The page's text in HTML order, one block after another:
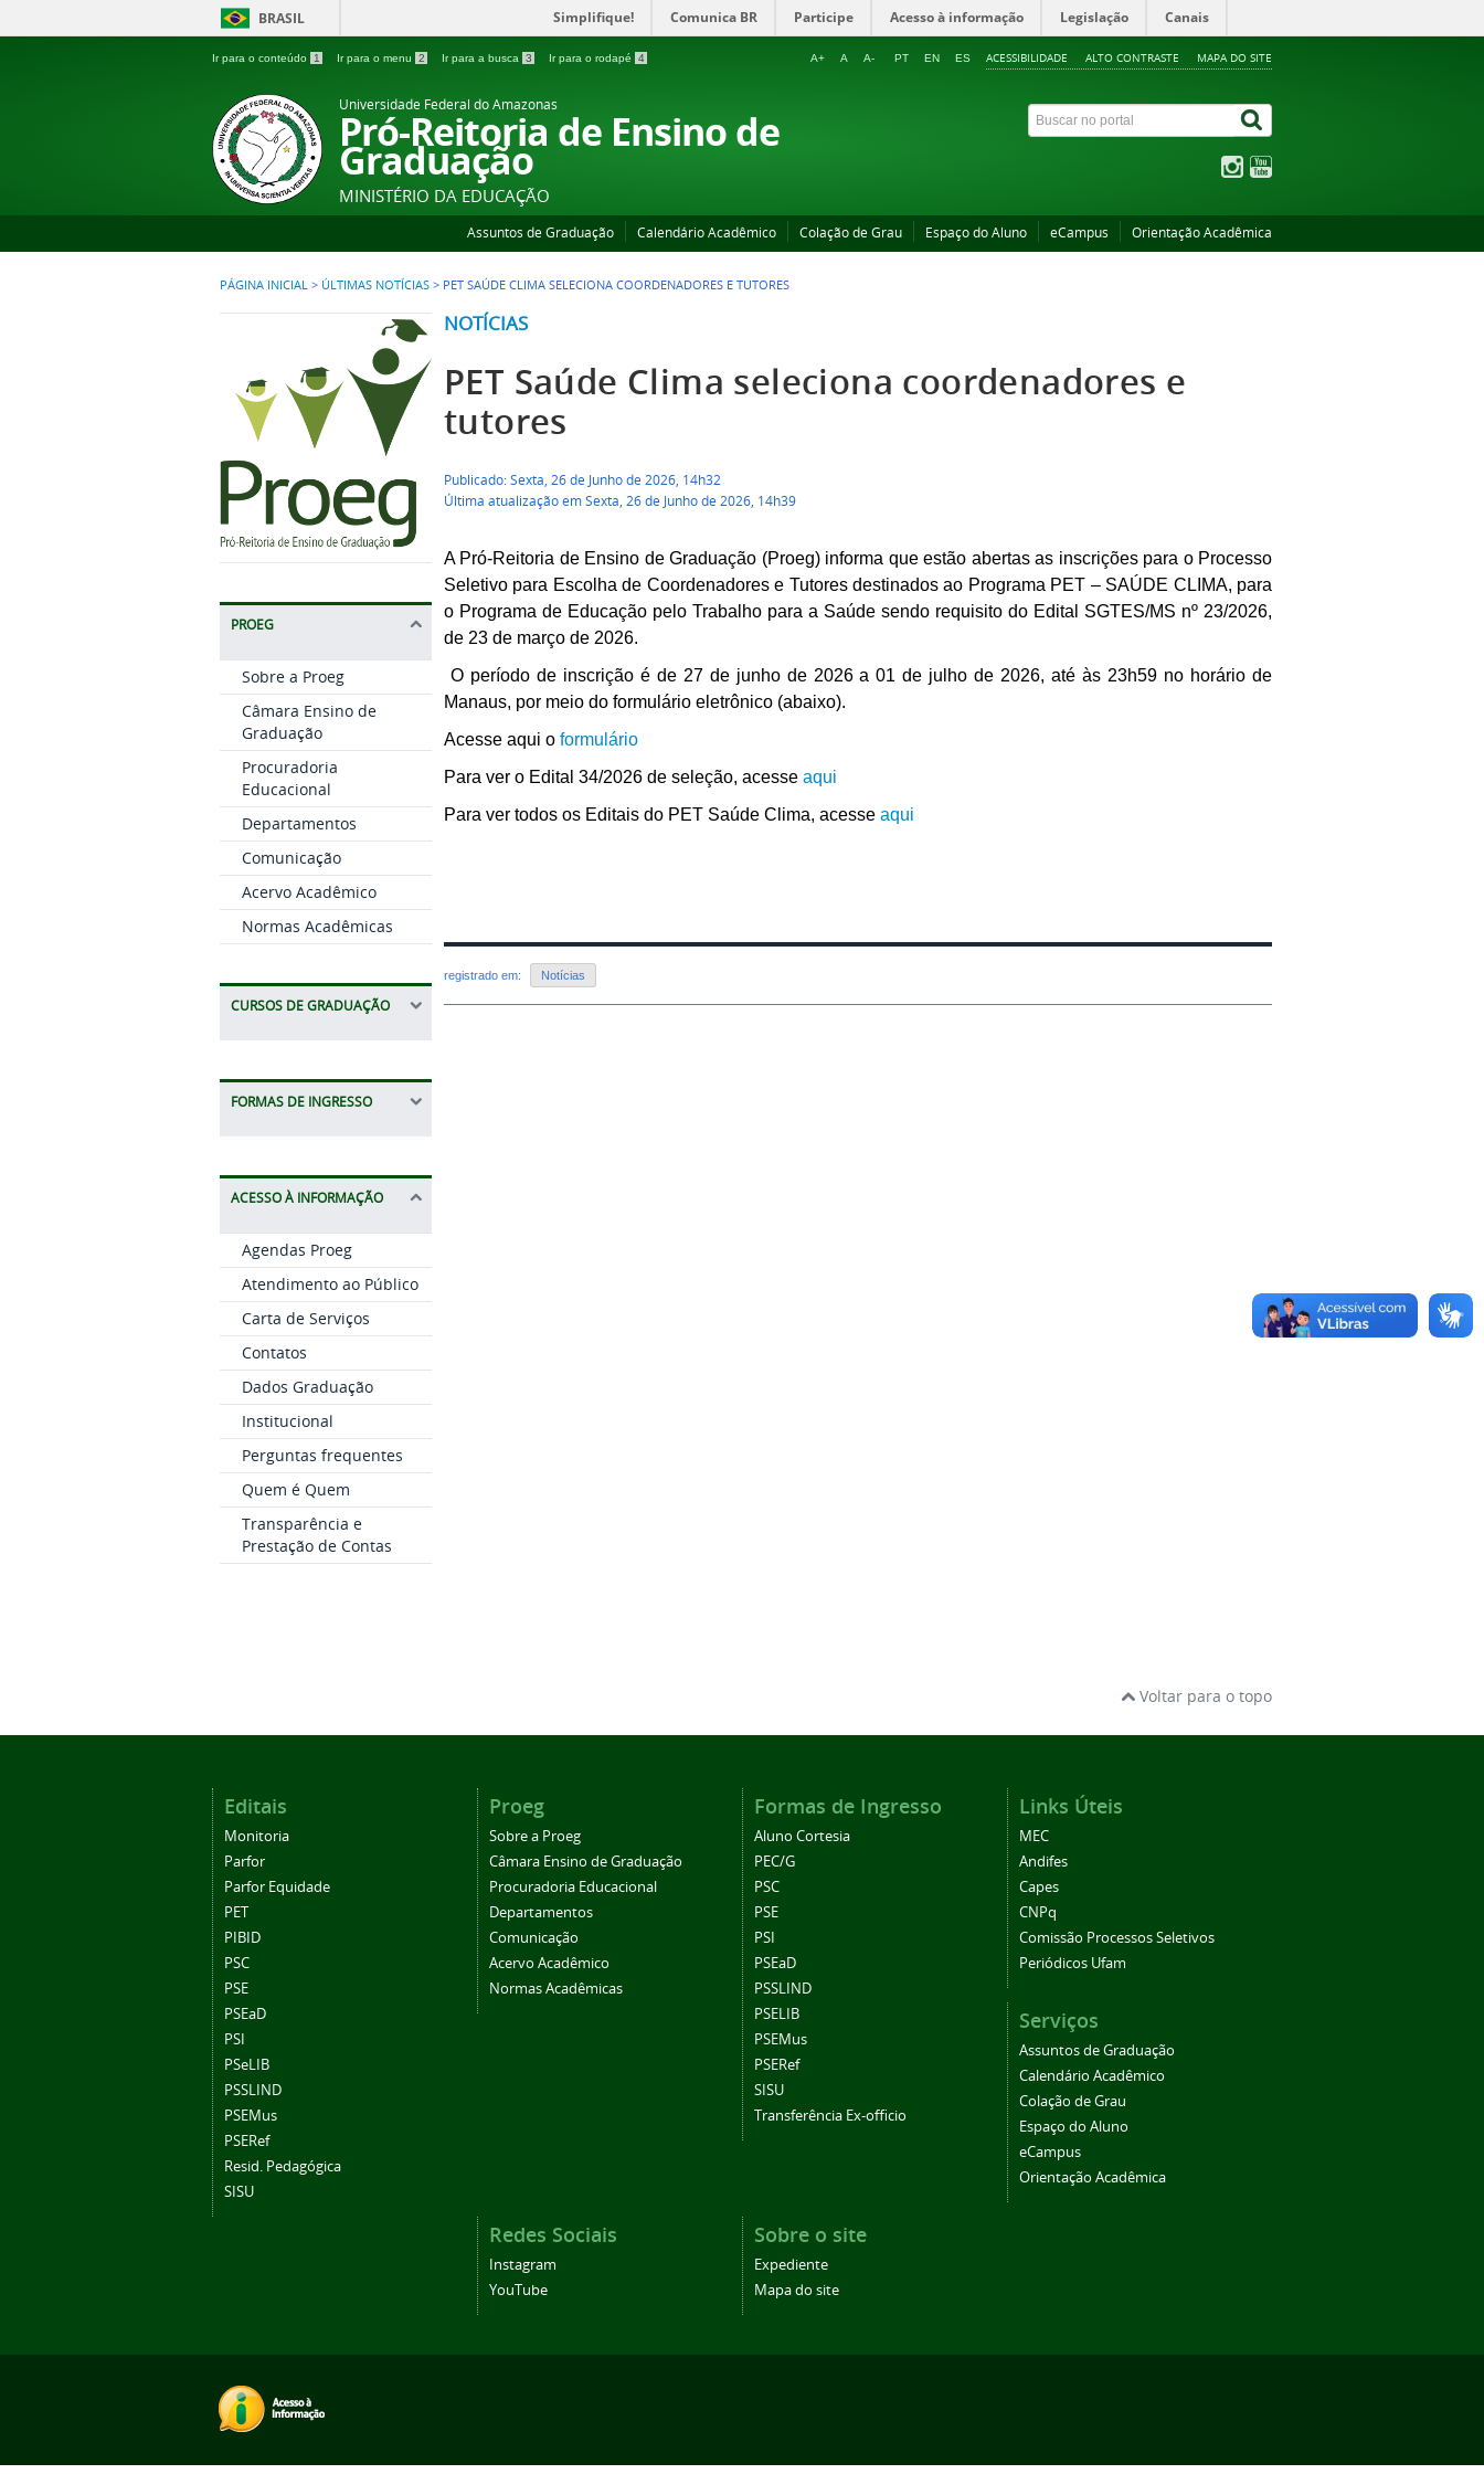
BRASIL Simplifique! Comunica BR Participe Acesso à informação Legislação Canais
Ir para o conteúdo 1 Ir para o menu 2 Ir para a busca 3 Ir para o rodapé 4 ACESSIBILIDADE ALTO CONTRASTE MAPA DO SITE
A+ A A- PT EN ES
Universidade Federal do Amazonas
Pró-Reitoria de Ensino de
Graduação
MINISTÉRIO DA EDUCAÇÃO
Assuntos de Graduação Calendário Acadêmico Colação de Grau Espaço do Aluno eCampus Orientação Acadêmica
PÁGINA INICIAL > ÚLTIMAS NOTÍCIAS > PET SAÚDE CLIMA SELECIONA COORDENADORES E TUTORES
PROEG
Sobre a Proeg
Câmara Ensino de
Graduação
Procuradoria
Educacional
Departamentos
Comunicação
Acervo Acadêmico
Normas Acadêmicas
CURSOS DE GRADUAÇÃO
FORMAS DE INGRESSO
ACESSO À INFORMAÇÃO
Agendas Proeg
Atendimento ao Público
Carta de Serviços
Contatos
Dados Graduação
Institucional
Perguntas frequentes
Quem é Quem
Transparência e
Prestação de Contas
NOTÍCIAS
PET Saúde Clima seleciona coordenadores e
tutores
Publicado: Sexta, 26 de Junho de 2026, 14h32
Última atualização em Sexta, 26 de Junho de 2026, 14h39
A Pró-Reitoria de Ensino de Graduação (Proeg) informa que estão abertas as inscrições para o Processo
Seletivo para Escolha de Coordenadores e Tutores destinados ao Programa PET – SAÚDE CLIMA, para
o Programa de Educação pelo Trabalho para a Saúde sendo requisito do Edital SGTES/MS nº 23/2026,
de 23 de março de 2026.
O período de inscrição é de 27 de junho de 2026 a 01 de julho de 2026, até às 23h59 no horário de
Manaus, por meio do formulário eletrônico (abaixo).
Acesse aqui o formulário
Para ver o Edital 34/2026 de seleção, acesse aqui
Para ver todos os Editais do PET Saúde Clima, acesse aqui
registrado em: Notícias
Voltar para o topo
Editais
Monitoria
Parfor
Parfor Equidade
PET
PIBID
PSC
PSE
PSEaD
PSI
PSeLIB
PSSLIND
PSEMus
PSERef
Resid. Pedagógica
SISU
Proeg
Sobre a Proeg
Câmara Ensino de Graduação
Procuradoria Educacional
Departamentos
Comunicação
Acervo Acadêmico
Normas Acadêmicas
Formas de Ingresso
Aluno Cortesia
PEC/G
PSC
PSE
PSI
PSEaD
PSSLIND
PSELIB
PSEMus
PSERef
SISU
Transferência Ex-officio
Links Úteis
MEC
Andifes
Capes
CNPq
Comissão Processos Seletivos
Periódicos Ufam
Serviços
Assuntos de Graduação
Calendário Acadêmico
Colação de Grau
Espaço do Aluno
eCampus
Orientação Acadêmica
Redes Sociais
Instagram
YouTube
Sobre o site
Expediente
Mapa do site